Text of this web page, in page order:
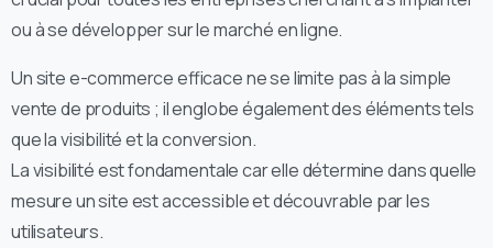
ou à se développer sur le marché en ligne.
Un site e-commerce efficace ne se limite pas à la simple
vente de produits ; il englobe également des éléments tels
que la visibilité et la conversion.
La visibilité est fondamentale car elle détermine dans quelle
mesure un site est accessible et découvrable par les
utilisateurs.